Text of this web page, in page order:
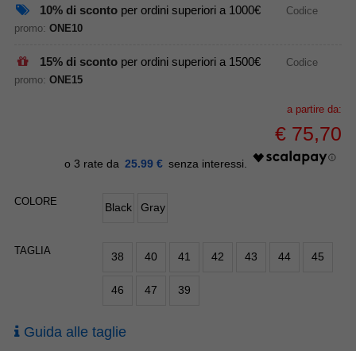
10% di scontoper ordini superiori a 1000€
Codice
promo: ONE10
15% di scontoper ordini superiori a 1500€
Codice
promo: ONE15
a partire da:
€ 75,70
25.99 €
COLORE Black Gray
TAGLIA 38 40 41 42 43 44 45
46 47 39
Guida alle taglie